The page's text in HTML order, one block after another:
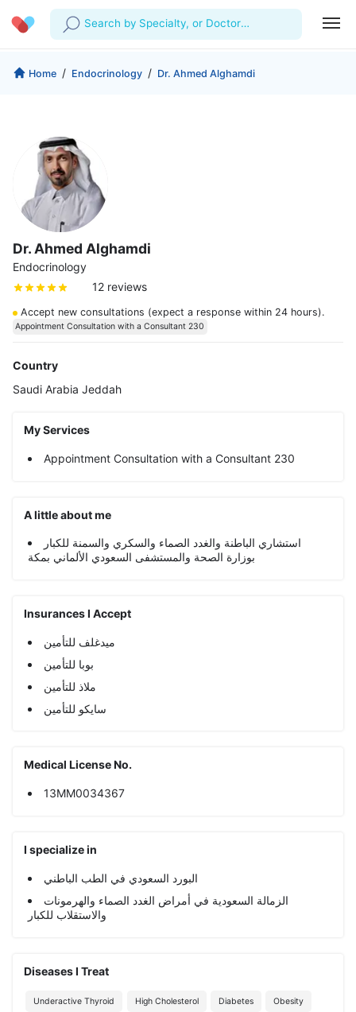
Search by Specialty, or Doctor
Profile
Prescriptions
Lab Tests
Favourites
Log Out
Company
For Corporates
Medical Articles
Home / Endocrinology / Dr. Ahmed Alghamdi
Dr. Ahmed Alghamdi
Endocrinology
12 reviews
Accept new consultations (expect a response within 24 hours).
Appointment Consultation with a Consultant 230
Country
Saudi Arabia Jeddah
My Services
Appointment Consultation with a Consultant 230
A little about me
استشاري الباطنة والغدد الصماء والسكري والسمنة للكبار
بوزارة الصحة والمستشفى السعودي الألماني بمكة
Insurances I Accept
ميدغلف للتأمين
بوبا للتأمين
ملاذ للتأمين
سايكو للتأمين
Medical License No.
13MM0034367
I specialize in
البورد السعودي في الطب الباطني
الزمالة السعودية في أمراض الغدد الصماء والهرمونات
والاستقلاب للكبار
Diseases I Treat
Underactive Thyroid High Cholesterol Diabetes Obesity